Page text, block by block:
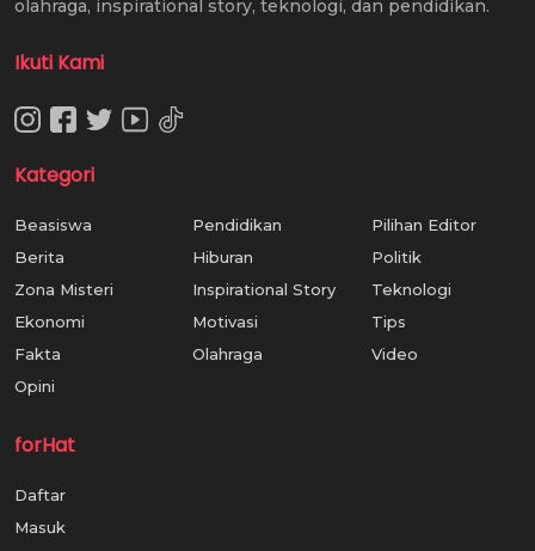
olahraga, inspirational story, teknologi, dan pendidikan.
Ikuti Kami
Kategori
Beasiswa
Berita
Zona Misteri
Ekonomi
Fakta
Opini
Pendidikan
Hiburan
Inspirational Story
Motivasi
Olahraga
Pilihan Editor
Politik
Teknologi
Tips
Video
forHat
Daftar
Masuk